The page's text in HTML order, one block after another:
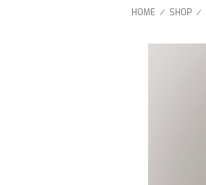
HOME / SHOP /